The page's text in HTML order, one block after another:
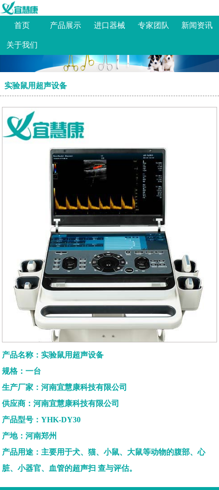
首页 产品展示 进口器械 专家团队 新闻资讯
关于我们
实验鼠用超声设备
产品名称：实验鼠用超声设备
规格：一台
生产厂家：河南宜慧康科技有限公司
供应商：河南宜慧康科技有限公司
产品型号：YHK-DY30
产地：河南郑州
产品用途：主要用于犬、猫、小鼠、大鼠等动物的腹部、心
脏、小器官、血管的超声扫 查与评估。